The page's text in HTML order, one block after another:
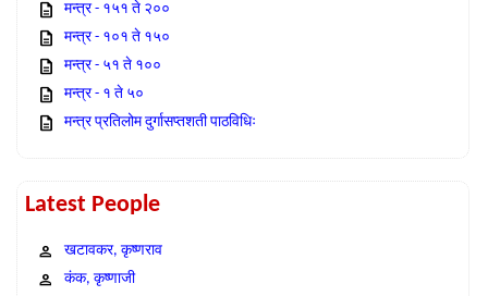
मन्त्र - १५१ ते २००
मन्त्र - १०१ ते १५०
मन्त्र - ५१ ते १००
मन्त्र - १ ते ५०
मन्त्र प्रतिलोम दुर्गासप्तशती पाठविधिः
Latest People
खटावकर, कृष्णराव
कंक, कृष्णाजी